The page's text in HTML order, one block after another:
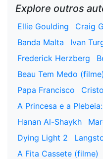
Explore outros
Ellie Goulding Craig
Banda Malta
Ivan
Frederick Herzberg
Beau Tem Medo (filme)
Papa Francisco
A Princesa e a
Hanan Al-Shaykh
Dying Light 2
A Fita Cassete (filme)